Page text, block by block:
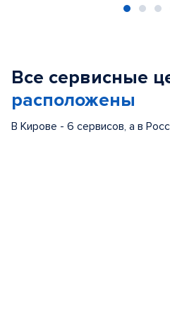
Все сервисные
расположены
В Кирове - 6 сервисов, а в